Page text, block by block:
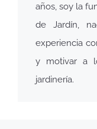
años, soy la
de Jardín,
experiencia
y motivar a
jardinería.